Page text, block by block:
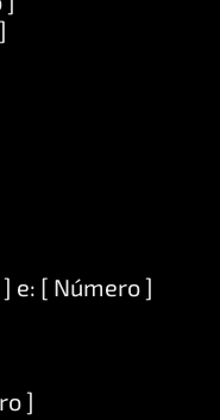
e: [ Número ]
]